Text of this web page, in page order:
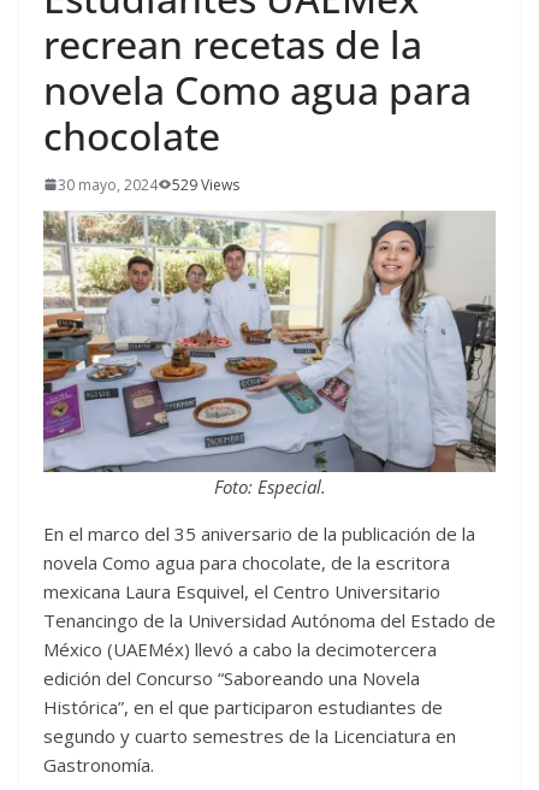
recrean recetas de la
novela Como agua para
chocolate
30 mayo, 2024 529 Views
Foto: Especial.
En el marco del 35 aniversario de la publicación de la
novela Como agua para chocolate, de la escritora
mexicana Laura Esquivel, el Centro Universitario
Tenancingo de la Universidad Autónoma del Estado de
México (UAEMéx) llevó a cabo la decimotercera
edición del Concurso “Saboreando una Novela
Histórica”, en el que participaron estudiantes de
segundo y cuarto semestres de la Licenciatura en
Gastronomía.